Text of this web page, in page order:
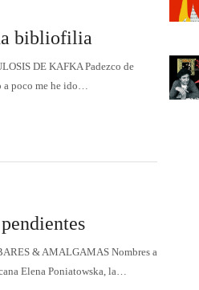
bibliofilia
DE KAFKA Padezco de
a poco me he ido…
& AMALGAMAS Nombres a
Elena Poniatowska, la…